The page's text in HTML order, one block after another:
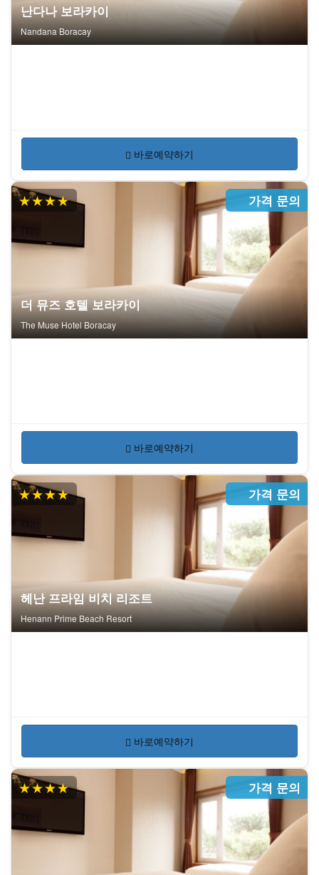
난다나 보라카이
Nandana Boracay
바로예약하기
★★★★ 가격 문의
더 뮤즈 호텔 보라카이
The Muse Hotel Boracay
바로예약하기
★★★★ 가격 문의
헤난 프라임 비치 리조트
Henann Prime Beach Resort
바로예약하기
★★★★ 가격 문의